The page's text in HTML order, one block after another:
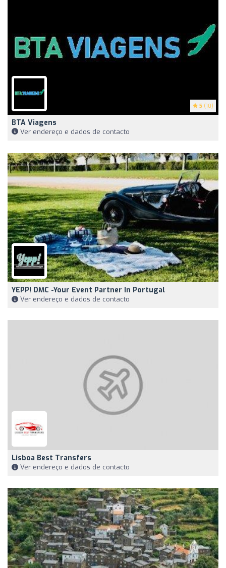
5 (10)
BTA Viagens
Ver endereço e dados de contacto
YEPP! DMC -Your Event Partner In Portugal
Ver endereço e dados de contacto
Lisboa Best Transfers
Ver endereço e dados de contacto